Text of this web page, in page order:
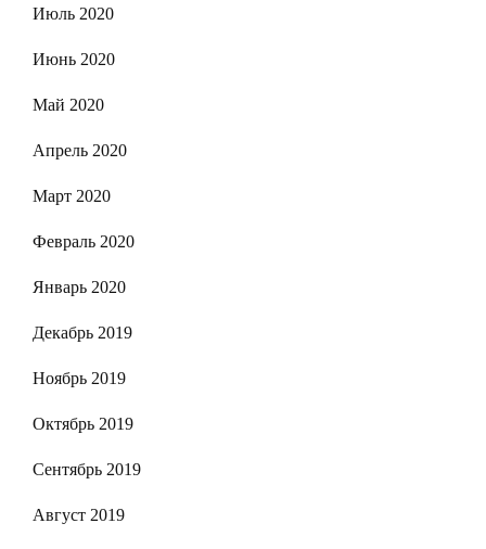
Июль 2020
Июнь 2020
Май 2020
Апрель 2020
Март 2020
Февраль 2020
Январь 2020
Декабрь 2019
Ноябрь 2019
Октябрь 2019
Сентябрь 2019
Август 2019